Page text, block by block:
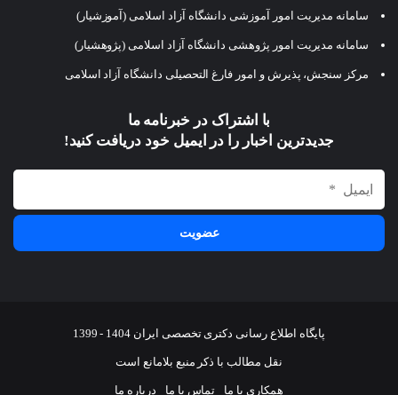
سامانه مدیریت امور آموزشی دانشگاه آزاد اسلامی (آموزشیار)
سامانه مدیریت امور پژوهشی دانشگاه آزاد اسلامی (پژوهشیار)
مرکز سنجش، پذیرش و امور فارغ التحصیلی دانشگاه آزاد اسلامی
با اشتراک در خبرنامه ما
جدیدترین اخبار را در ایمیل خود دریافت کنید!
پایگاه اطلاع رسانی دکتری تخصصی ایران 1404 - 1399
نقل مطالب با ذکر منبع بلامانع است
همکاری با ما تماس با ما درباره ما